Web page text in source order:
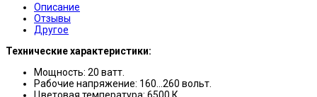
Описание
Отзывы
Другое
Технические характеристики:
Мощность: 20 ватт.
Рабочие напряжение: 160…260 вольт.
Цветовая температура: 6500 К.